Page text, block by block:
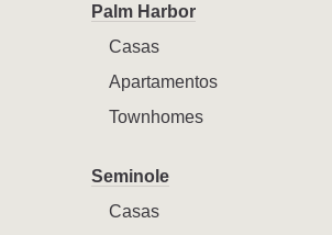
Palm Harbor
Casas
Apartamentos
Townhomes
Seminole
Casas